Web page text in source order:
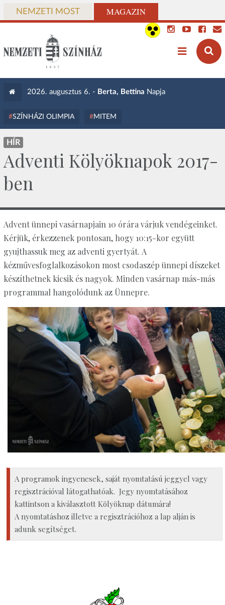
NEMZETI MOST MAGAZIN
2026. augusztus 6. - Berta, Bettina Napja
SZÍNHÁZI OLIMPIA MITEM
HÍR
Adventi Kölyöknapok 2017-
ben
Advent ünnepi vasárnapjain 10 órára várjuk vendégeinket.
Kérjük, érkezzenek pontosan, hogy 10:15-kor együtt
gyujthassuk meg az adventi gyertyát. A
kézművesfoglalkozásokon most csodaszép ünnepi díszeket
készíthetnek kicsik és nagyok. Minden vasárnap más-más
programmal hangolódunk az Ünnepre.
A programok ingyenesek, saját nyomtatású jeggyel vagy
regisztrációval látogathatóak. Jegy nyomtatásához
kattintson a kiválasztott Kölyöknap dátumára!
A nyomtatáshoz illetve a regisztrációhoz a lap alján is
adunk segítséget.